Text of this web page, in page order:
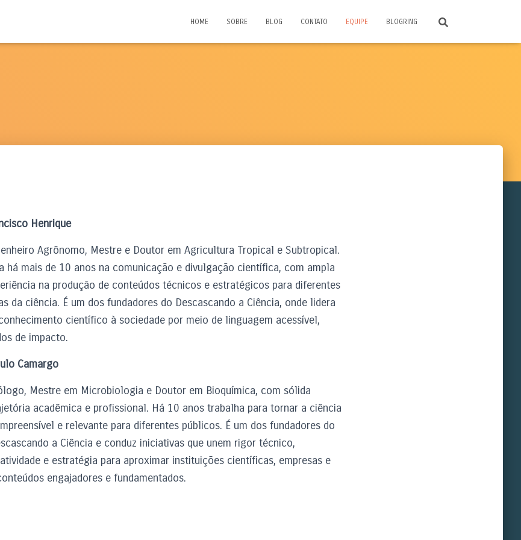
HOME SOBRE BLOG CONTATO EQUIPE BLOGRING
Henrique
Agrônomo, Mestre e Doutor em Agricultura Tropical e Subtropical.
há mais de 10 anos na comunicação e divulgação científica, com ampla
na produção de conteúdos técnicos e estratégicos para diferentes
da ciência. É um dos fundadores do Descascando a Ciência, onde lidera
científico à sociedade por meio de linguagem acessível,
de impacto.
Camargo
Mestre em Microbiologia e Doutor em Bioquímica, com sólida
acadêmica e profissional. Há 10 anos trabalha para tornar a ciência
e relevante para diferentes públicos. É um dos fundadores do
a Ciência e conduz iniciativas que unem rigor técnico,
e estratégia para aproximar instituições científicas, empresas e
engajadores e fundamentados.